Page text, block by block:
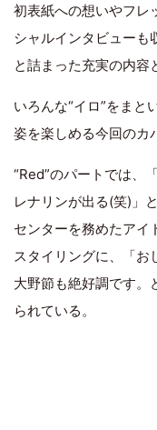
初表紙への想いやフレ
シャルインタビューも
と詰まった充実の内容
いろんな“イロ”をまと
姿を楽しめる今回のカ
“Red”のパートでは、
レナリンが出る(笑)」
センターを務めたアイ
スタイリングに、「お
大野節も絶好調です。
られている。